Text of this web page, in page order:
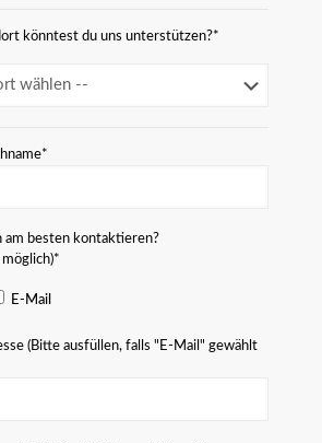
könntest du uns unterstützen?*
am besten kontaktieren?
E-Mail
(Bitte ausfüllen, falls "E-Mail" gewählt